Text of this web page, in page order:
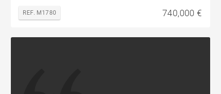
REF. M1780 740,000 €